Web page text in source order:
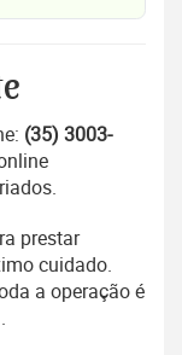
(35) 3003-
prestar
cuidado.
a operação é